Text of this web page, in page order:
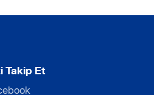
Takip Et